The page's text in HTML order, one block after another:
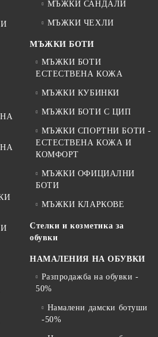
МЪЖКИ САНДАЛИ
МЪЖКИ ЧЕХЛИ
МЪЖКИ БОТИ
МЪЖКИ БОТИ
ЕСТЕСТВЕНА КОЖА
МЪЖКИ КУБИНКИ
МЪЖКИ БОТИ С ЦИП
МЪЖКИ СПОРТНИ БОТИ -
ЕСТЕСТВЕНА КОЖА И
КОМФОРТ
МЪЖКИ ОФИЦИАЛНИ
БОТИ
МЪЖКИ КЛАРКОВЕ
Стелки и козметика за
обувки
НАМАЛЕНИЯ НА ОБУВКИ
Разпродажба на обувки -
50%
Намалени дамски ботуши
-50%